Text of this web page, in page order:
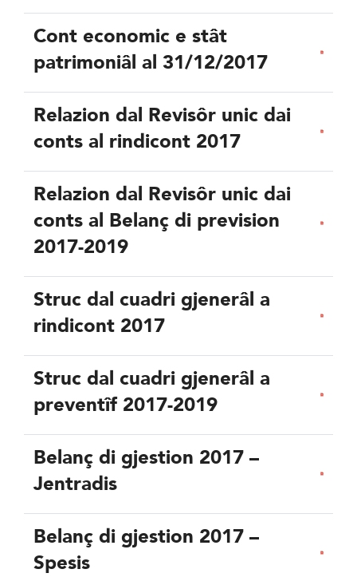
Cont economic e stât
patrimoniâl al 31/12/2017
Relazion dal Revisôr unic dai
conts al rindicont 2017
Relazion dal Revisôr unic dai
conts al Belanç di prevision
2017-2019
Struc dal cuadri gjenerâl a
rindicont 2017
Struc dal cuadri gjenerâl a
preventîf 2017-2019
Belanç di gjestion 2017 –
Jentradis
Belanç di gjestion 2017 –
Spesis